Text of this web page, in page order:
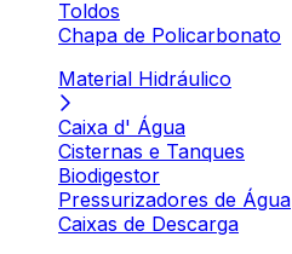
Toldos
Chapa de Policarbonato
Material Hidráulico
Caixa d' Água
Cisternas e Tanques
Biodigestor
Pressurizadores de Água
Caixas de Descarga